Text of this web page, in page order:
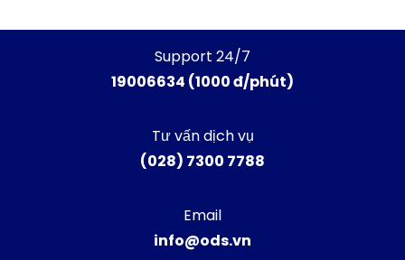
Support 24/7
19006634 (1000 đ/phút)
Tư vấn dịch vụ
(028) 7300 7788
Email
info@ods.vn